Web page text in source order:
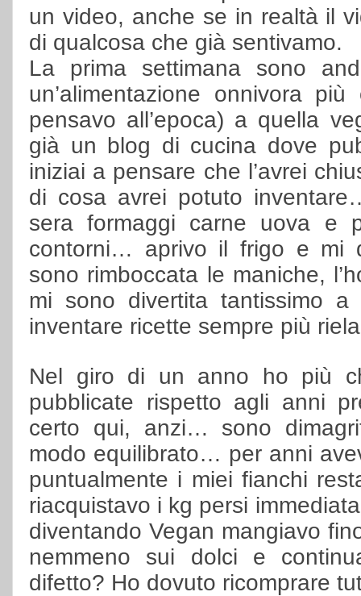
un video, anche se in realtà il
di qualcosa che già sentivamo.
La prima settimana sono
un’alimentazione onnivora
pensavo all’epoca) a quella
già un blog di cucina dove
iniziai a pensare che l’avrei
di cosa avrei potuto
sera formaggi carne uova e
contorni… aprivo il frigo e mi
sono rimboccata le maniche,
mi sono divertita tantissimo
inventare ricette sempre più
Nel giro di un anno ho più
pubblicate rispetto agli anni
certo qui, anzi… sono
modo equilibrato… per anni
puntualmente i miei fianchi
riacquistavo i kg persi
diventando Vegan mangiavo
nemmeno sui dolci e
difetto? Ho dovuto ricomprare